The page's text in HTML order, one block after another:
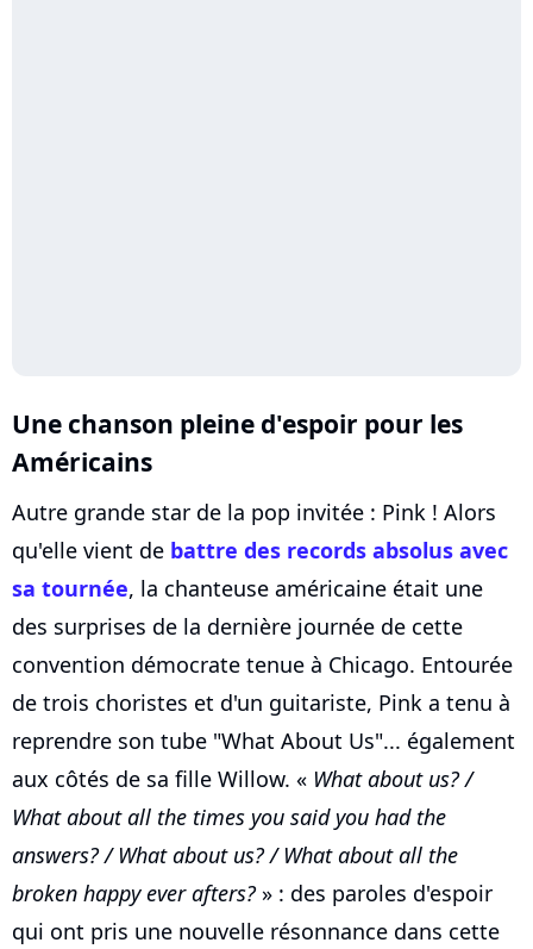
Une chanson pleine d'espoir pour les
Américains
Autre grande star de la pop invitée : Pink ! Alors
qu'elle vient de battre des records absolus avec
sa tournée, la chanteuse américaine était une
des surprises de la dernière journée de cette
convention démocrate tenue à Chicago. Entourée
de trois choristes et d'un guitariste, Pink a tenu à
reprendre son tube "What About Us"... également
aux côtés de sa fille Willow. « What about us? /
What about all the times you said you had the
answers? / What about us? / What about all the
broken happy ever afters?» : des paroles d'espoir
qui ont pris une nouvelle résonnance dans cette